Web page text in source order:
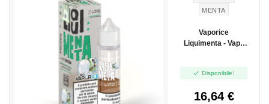
MENTA
Vaporice
Liquimenta - Vape
 Disponibile!
16,64 €